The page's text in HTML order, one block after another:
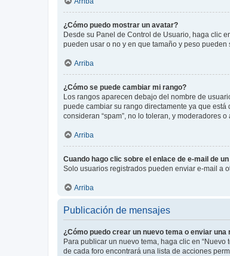
¿Cómo puedo mostrar un avatar?
Desde su Panel de Control de Usuario, haga clic
pueden usar o no y en que tamaño y peso
Arriba
¿Cómo se puede cambiar mi rango?
Los rangos aparecen debajo del nombre de
puede cambiar su rango directamente ya que
consideran “spam”, no lo toleran, y moderadores
Arriba
Cuando hago clic sobre el enlace de e-mail de
Solo usuarios registrados pueden enviar e-mail a
Arriba
Publicación de mensajes
¿Cómo puedo crear un nuevo tema o enviar una
Para publicar un nuevo tema, haga clic en
de cada foro encontrará una lista de acciones